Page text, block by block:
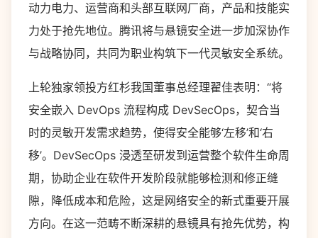
动力电力、运营商和头部互联网厂商，产品和技能实
力处于抢先地位。腾讯将与悬镜安全进一步加深协作
与战略协同，共同为职业构筑下一代灵敏安全系统。
上轮独家领投方红杉我国董事总经理翟佳表明：“将
安全嵌入 DevOps 流程构成 DevSecOps，契合当
时的灵敏开发需求趋势，使得安全能够‘左移’和‘右
移’。DevSecOps 浸透至研发到运营整个软件生命周
期，协助企业在软件开发阶段就能够检测和修正缝
隙，降低成本和危险，这是网络安全的新式重要开展
方向。在这一范畴不断深耕的悬镜具有抢先优势，构